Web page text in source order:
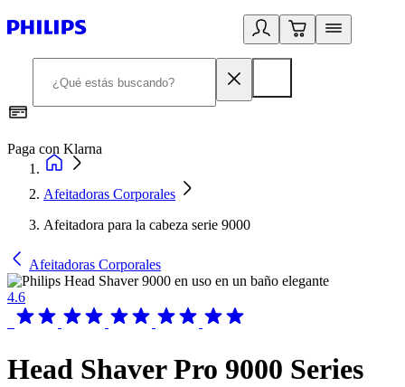
Paga con Klarna
Afeitadoras Corporales
Afeitadora para la cabeza serie 9000
Afeitadoras Corporales
4.6
Head Shaver Pro 9000 Series